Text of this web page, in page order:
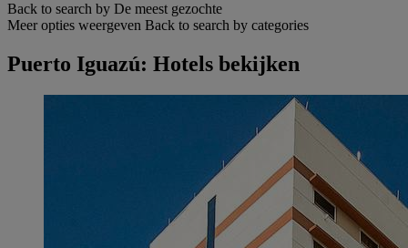
Back to search by De meest gezochte
Meer opties weergeven Back to search by categories
Puerto Iguazú: Hotels bekijken